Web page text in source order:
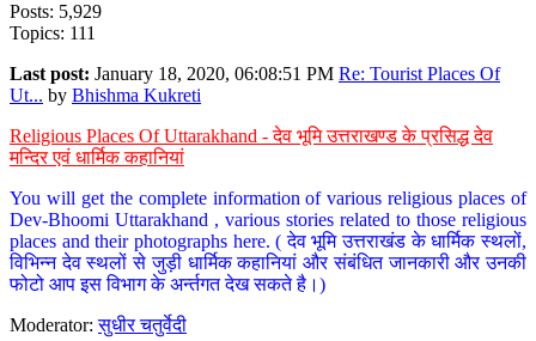
Posts: 5,929
Topics: 111
Last post: January 18, 2020, 06:08:51 PM Re: Tourist Places Of
Ut... by Bhishma Kukreti
Religious Places Of Uttarakhand - देव भूमि उत्तराखण्ड के प्रसिद्ध देव
मन्दिर एवं धार्मिक कहानियां
You will get the complete information of various religious places of
Dev-Bhoomi Uttarakhand , various stories related to those religious
places and their photographs here. ( देव भूमि उत्तराखंड के धार्मिक स्थलों,
विभिन्न देव स्थलों से जुड़ी धार्मिक कहानियां और संबंधित जानकारी और उनकी
फोटो आप इस विभाग के अर्न्तगत देख सकते है।)
Moderator:सुधीर चतुर्वेदी